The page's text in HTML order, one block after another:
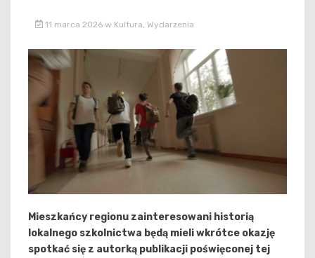
11 marca 2026 w Kultura Wydarzenia
Mieszkańcy regionu zainteresowani historią
lokalnego szkolnictwa będą mieli wkrótce okazję
spotkać się z autorką publikacji poświęconej tej